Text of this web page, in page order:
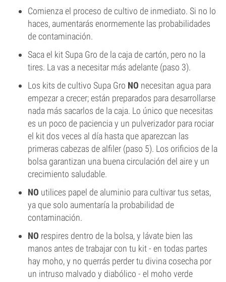
Comienza el proceso de cultivo de inmediato. Si no lo
haces, aumentarás enormemente las probabilidades
de contaminación.
Saca el kit Supa Gro de la caja de cartón, pero no la
tires. La vas a necesitar más adelante (paso 3).
Los kits de cultivo Supa Gro NO necesitan agua para
empezar a crecer; están preparados para desarrollarse
nada más sacarlos de la caja. Lo único que necesitas
es un poco de paciencia y un pulverizador para rociar
el kit dos veces al día hasta que aparezcan las
primeras cabezas de alfiler (paso 5). Los orificios de la
bolsa garantizan una buena circulación del aire y un
crecimiento saludable.
NO utilices papel de aluminio para cultivar tus setas,
ya que solo aumentaría la probabilidad de
contaminación.
NO respires dentro de la bolsa, y lávate bien las
manos antes de trabajar con tu kit - en todas partes
hay moho, y no querrás perder tu divina cosecha por
un intruso malvado y diabólico - el moho verde